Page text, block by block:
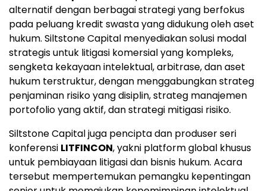
alternatif dengan berbagai strategi yang berfokus
pada peluang kredit swasta yang didukung oleh aset
hukum. Siltstone Capital menyediakan solusi modal
strategis untuk litigasi komersial yang kompleks,
sengketa kekayaan intelektual, arbitrase, dan aset
hukum terstruktur, dengan menggabungkan strateg
penjaminan risiko yang disiplin, strateg manajemen
portofolio yang aktif, dan strategi mitigasi risiko.
Siltstone Capital juga pencipta dan produser seri
konferensi LITFINCON, yakni platform global khusus
untuk pembiayaan litigasi dan bisnis hukum. Acara
tersebut mempertemukan pemangku kepentingan